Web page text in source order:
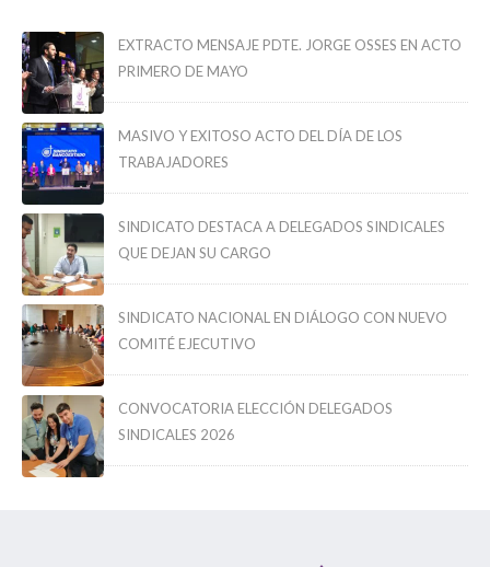
EXTRACTO MENSAJE PDTE. JORGE OSSES EN ACTO
PRIMERO DE MAYO
MASIVO Y EXITOSO ACTO DEL DÍA DE LOS
TRABAJADORES
SINDICATO DESTACA A DELEGADOS SINDICALES
QUE DEJAN SU CARGO
SINDICATO NACIONAL EN DIÁLOGO CON NUEVO
COMITÉ EJECUTIVO
CONVOCATORIA ELECCIÓN DELEGADOS
SINDICALES 2026